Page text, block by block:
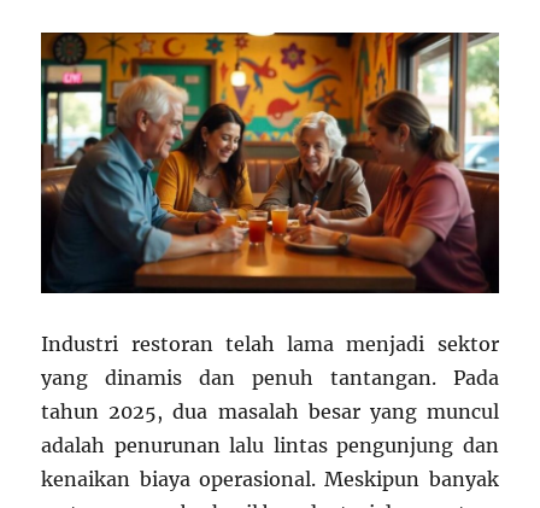
Industri restoran telah lama menjadi sektor
yang dinamis dan penuh tantangan. Pada
tahun 2025, dua masalah besar yang muncul
adalah penurunan lalu lintas pengunjung dan
kenaikan biaya operasional. Meskipun banyak